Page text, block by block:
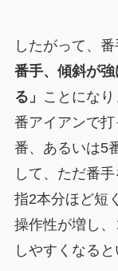
したがって、
番手、傾斜が
る」 ことにな
番アイアンで
番、あるいは5
して、ただ番
指2本分ほど短
操作性が増し
しやすくなる